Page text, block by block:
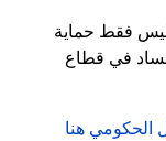
ليس فقط حماية
في قطاع
الحكومي هنا